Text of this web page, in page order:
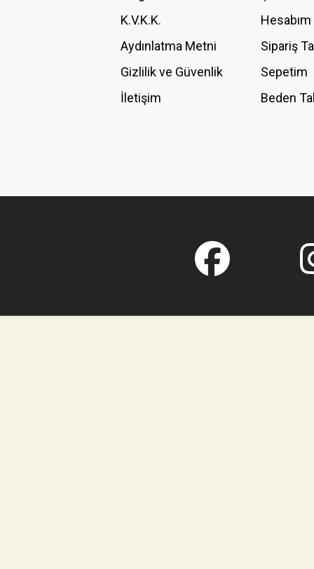
Bu ürüne benzer farklı alternatifler olmalı.
K.V.K.K.
Aydınlatma Metni
Gizlilik ve Güvenlik
İletişim
Hesabım
Sipariş
Sepetim
Beden